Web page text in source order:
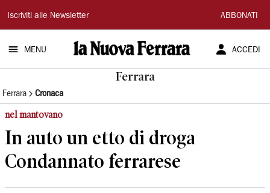
La
Nuova
Ferrara
Iscriviti alle Newsletter ABBONATI
MENU ACCEDI
Ferrara
Ferrara Cronaca
nel mantovano
In auto un etto di droga
Condannato ferrarese